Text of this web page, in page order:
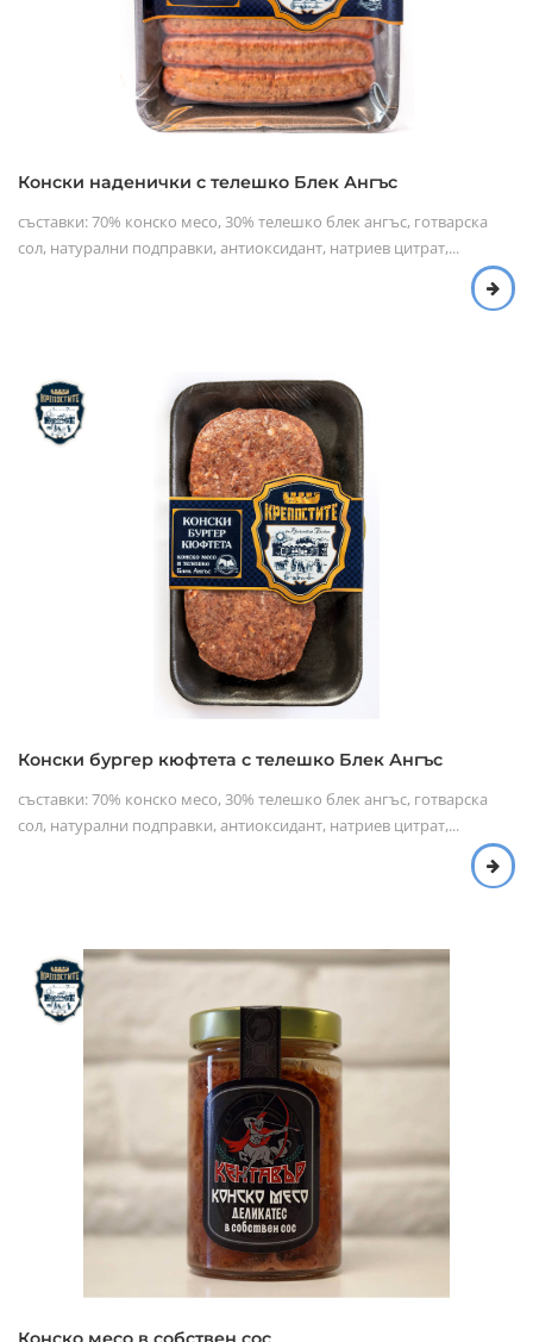
Конски наденички с телешко Блек Ангъс
съставки: 70% конско месо, 30% телешко блек ангъс, готварска
сол, натурални подправки, антиоксидант, натриев цитрат,...
Конски бургер кюфтета с телешко Блек Ангъс
съставки: 70% конско месо, 30% телешко блек ангъс, готварска
сол, натурални подправки, антиоксидант, натриев цитрат,...